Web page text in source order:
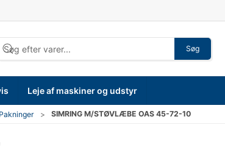
Søg
Leje af maskiner og udstyr
Pakninger SIMRING M/STØVLÆBE OAS 45-72-10